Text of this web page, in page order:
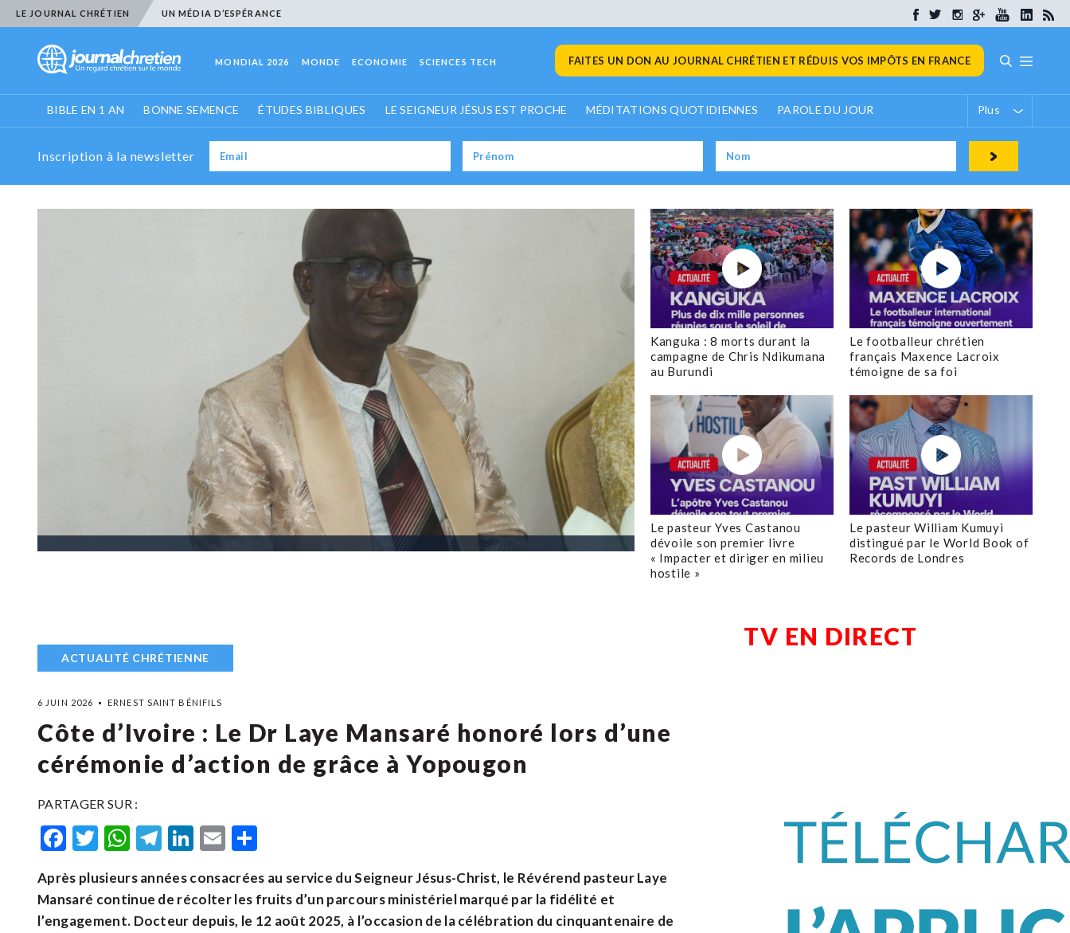
LE JOURNAL CHRÉTIEN UN MÉDIA D’ESPÉRANCE
MONDIAL 2026 MONDE ECONOMIE SCIENCES TECH FAITES UN DON AU JOURNAL CHRÉTIEN ET RÉDUIS VOS IMPÔTS EN FRANCE
BIBLE EN 1 AN BONNE SEMENCE ÉTUDES BIBLIQUES LE SEIGNEUR JÉSUS EST PROCHE MÉDITATIONS QUOTIDIENNES PAROLE DU JOUR Plus
Inscription à la newsletter
Kanguka : 8 morts durant la
campagne de Chris Ndikumana
au Burundi
Le footballeur chrétien
français Maxence Lacroix
témoigne de sa foi
Le pasteur Yves Castanou
dévoile son premier livre
« Impacter et diriger en milieu
hostile »
Le pasteur William Kumuyi
distingué par le World Book of
Records de Londres
ACTUALITÉ CHRÉTIENNE
6 JUIN 2026 ERNEST SAINT BÉNIFILS
Côte d’Ivoire : Le Dr Laye Mansaré honoré lors d’une
cérémonie d’action de grâce à Yopougon
PARTAGER SUR :
Facebook
Twitter
WhatsApp
Telegram
LinkedIn
Email
Après plusieurs années consacrées au service du Seigneur Jésus-Christ, le Révérend pasteur Laye
Mansaré continue de récolter les fruits d’un parcours ministériel marqué par la fidélité et
l’engagement. Docteur depuis, le 12 août 2025, à l’occasion de la célébration du cinquantenaire de
TV EN DIRECT